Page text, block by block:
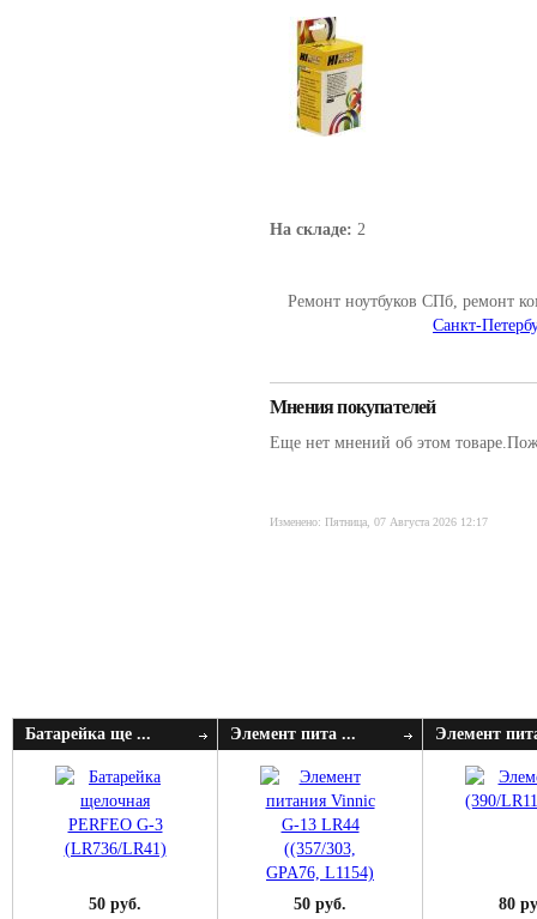
На складе: 2
Ремонт ноутбуков СПб, ремонт
Санкт-
Мнения покупателей
Еще нет мнений об этом
Изменено: Пятница, 07 Августа 2026 12:17
Батарейка ще ...
50 руб.
Элемент пита ...
50 руб.
Элемент
80